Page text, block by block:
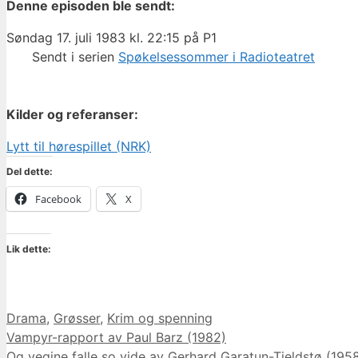
Denne episoden ble sendt:
Søndag 17. juli 1983 kl. 22:15 på P1
Sendt i serien Spøkelsessommer i Radioteatret
Kilder og referanser:
Lytt til hørespillet (NRK)
Del dette:
Facebook X
Lik dette:
Kategorier
Drama, Grøsser, Krim og spenning
Vampyr-rapport av Paul Barz (1982)